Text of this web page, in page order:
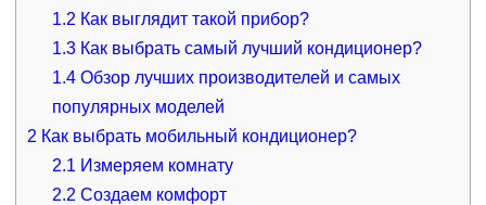
1.2 Как выглядит такой прибор?
1.3 Как выбрать самый лучший кондиционер?
1.4 Обзор лучших производителей и самых
популярных моделей
2 Как выбрать мобильный кондиционер?
2.1 Измеряем комнату
2.2 Создаем комфорт